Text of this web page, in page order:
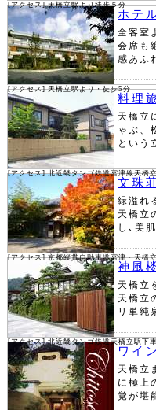
[アクセス] 天橋立駅より徒歩５分
ホテ
全客室
会席も
感あふ
[アクセス] 天橋立駅より・徒歩5分
料理
天橋立
ゃぶ、
という
[アクセス] 北近畿タンゴ鉄道宮津線天橋
文珠
緑溢れ
天橋立
し､美
[アクセス] 京都縦貫自動車道宮津・天橋
神風
天橋立
天橋立
リ単純
[アクセス] 北近畿タンゴ鉄道天橋立駅下
ワイ
天橋立
に極上
覚が堪